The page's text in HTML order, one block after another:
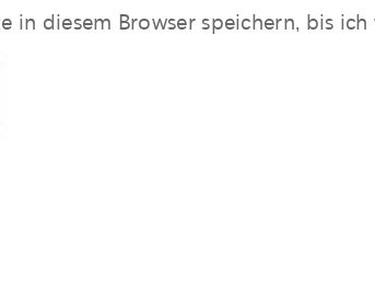
in diesem Browser speichern, bis